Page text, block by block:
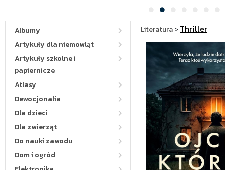
Albumy
Artykuły dla niemowląt
Artykuły szkolne i
papiernicze
Atlasy
Dewocjonalia
Dla dzieci
Dla zwierząt
Do nauki zawodu
Dom i ogród
Literatura>Thriller